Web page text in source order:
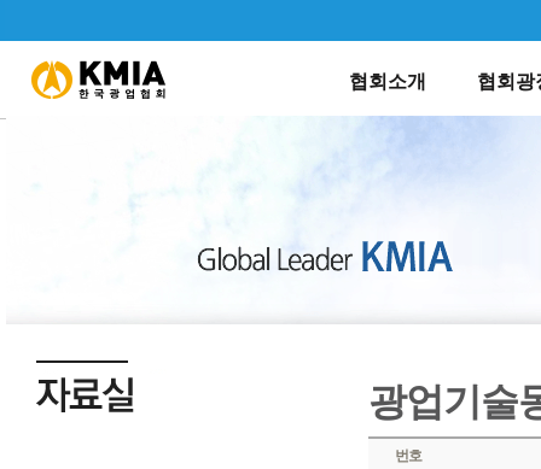
협회소개 협회광
광업기술
번호